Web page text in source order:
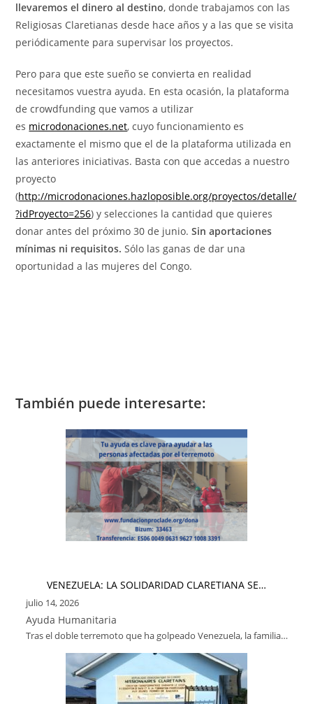
llevaremos el dinero al destino, donde trabajamos con las
Religiosas Claretianas desde hace años y a las que se visita
periódicamente para supervisar los proyectos.
Pero para que este sueño se convierta en realidad
necesitamos vuestra ayuda. En esta ocasión, la plataforma
de crowdfunding que vamos a utilizar
es microdonaciones.net, cuyo funcionamiento es
exactamente el mismo que el de la plataforma utilizada en
las anteriores iniciativas. Basta con que accedas a nuestro
proyecto
(http://microdonaciones.hazloposible.org/proyectos/detalle/
?idProyecto=256) y selecciones la cantidad que quieres
donar antes del próximo 30 de junio.Sin aportaciones
mínimas ni requisitos.Sólo las ganas de dar una
oportunidad a las mujeres del Congo.
También puede interesarte:
VENEZUELA: LA SOLIDARIDAD CLARETIANA SE…
julio 14, 2026
Ayuda Humanitaria
Tras el doble terremoto que ha golpeado Venezuela, la familia…